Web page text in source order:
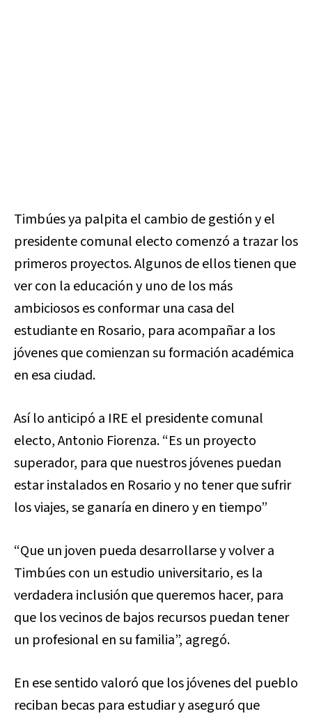
Timbúes ya palpita el cambio de gestión y el
presidente comunal electo comenzó a trazar los
primeros proyectos. Algunos de ellos tienen que
ver con la educación y uno de los más
ambiciosos es conformar una casa del
estudiante en Rosario, para acompañar a los
jóvenes que comienzan su formación académica
en esa ciudad.
Así lo anticipó a IRE el presidente comunal
electo, Antonio Fiorenza. “Es un proyecto
superador, para que nuestros jóvenes puedan
estar instalados en Rosario y no tener que sufrir
los viajes, se ganaría en dinero y en tiempo”
“Que un joven pueda desarrollarse y volver a
Timbúes con un estudio universitario, es la
verdadera inclusión que queremos hacer, para
que los vecinos de bajos recursos puedan tener
un profesional en su familia”, agregó.
En ese sentido valoró que los jóvenes del pueblo
reciban becas para estudiar y aseguró que